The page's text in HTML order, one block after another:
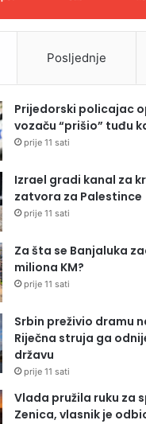
Posljednje
Prijedorski policajac
vozaču “prišio” tuđu
prije 11 sati
Izrael gradi kanal za
zatvora za Palestince
prije 11 sati
Za šta se Banjaluka
miliona KM?
prije 11 sati
Srbin preživio dramu
Riječna struja ga
državu
prije 11 sati
Vlada pružila ruku za
Zenica, vlasnik je